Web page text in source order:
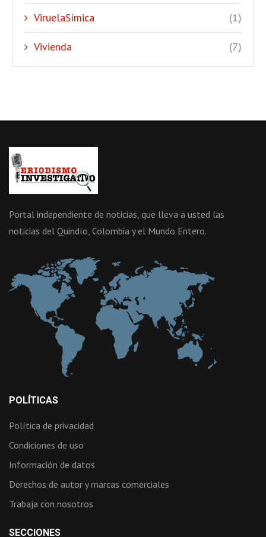
ViruelaSímica (1)
Vivienda (7)
Portal independiente de noticias, que lleva a usted las
noticias del Quindío, Colombia y el Mundo Entero.
POLÍTICAS
Política de privacidad
Condiciones de uso
Información de datos
Derechos de autor y marcas comerciales
Trabaja con nosotros
SECCIONES